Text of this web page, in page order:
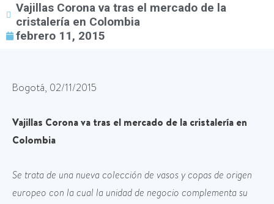
Vajillas Corona va tras el mercado de la
cristalería en Colombia
febrero 11, 2015
Bogotá, 02/11/2015
Vajillas Corona va tras el mercado de la cristalería en
Colombia
Se trata de una nueva colección de vasos y copas de origen
europeo con la cual la unidad de negocio complementa su